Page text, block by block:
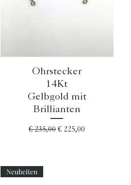
Schnellansicht
Ohrstecker
14Kt
Gelbgold mit
Brillianten
Standardpreis
€ 235,00Sale-Preis
€ 225,00
Neuheiten